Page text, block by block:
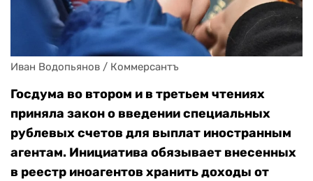
Иван Водопьянов / Коммерсантъ
Госдума во втором и в третьем чтениях
приняла закон о введении специальных
рублевых счетов для выплат иностранным
агентам. Инициатива обязывает внесенных
в реестр иноагентов хранить доходы от